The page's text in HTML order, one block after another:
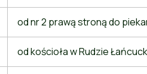
od nr 2 prawą stroną do
od kościoła w Rudzie